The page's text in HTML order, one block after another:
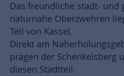
Das freundliche stadt- und
naturnahe Oberzwehren
Teil von Kassel.
Direkt am
prägen der Schenkelsberg
diesen Stadtteil.